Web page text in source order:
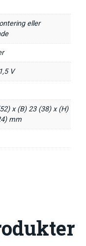
eller
V
x (B) 23 (38) x (H)
mm